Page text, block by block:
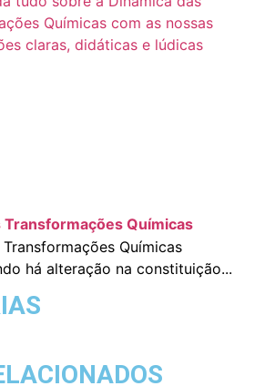
Transformações Químicas
Químicas
há alteração na constituição...